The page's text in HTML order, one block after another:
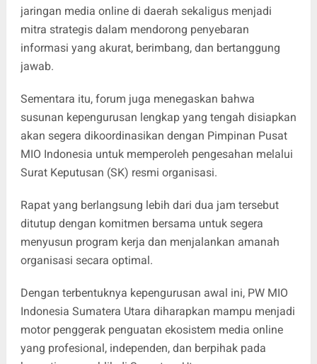
jaringan media online di daerah sekaligus menjadi
mitra strategis dalam mendorong penyebaran
informasi yang akurat, berimbang, dan bertanggung
jawab.
Sementara itu, forum juga menegaskan bahwa
susunan kepengurusan lengkap yang tengah disiapkan
akan segera dikoordinasikan dengan Pimpinan Pusat
MIO Indonesia untuk memperoleh pengesahan melalui
Surat Keputusan (SK) resmi organisasi.
Rapat yang berlangsung lebih dari dua jam tersebut
ditutup dengan komitmen bersama untuk segera
menyusun program kerja dan menjalankan amanah
organisasi secara optimal.
Dengan terbentuknya kepengurusan awal ini, PW MIO
Indonesia Sumatera Utara diharapkan mampu menjadi
motor penggerak penguatan ekosistem media online
yang profesional, independen, dan berpihak pada